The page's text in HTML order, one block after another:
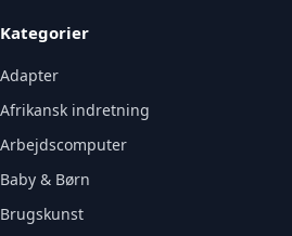
Kategorier
Adapter
Afrikansk indretning
Arbejdscomputer
Baby & Børn
Brugskunst